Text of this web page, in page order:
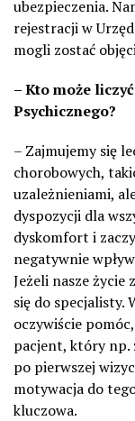
ubezpieczenia.
rejestracji w
mogli zostać
– Kto może
Psychicznego?
– Zajmujemy się
chorobowych,
uzależnieniami,
dyspozycji dla
dyskomfort i
negatywnie
Jeżeli nasze
się do specjalisty.
oczywiście
pacjent, który np.
po pierwszej
motywacja do
kluczowa.